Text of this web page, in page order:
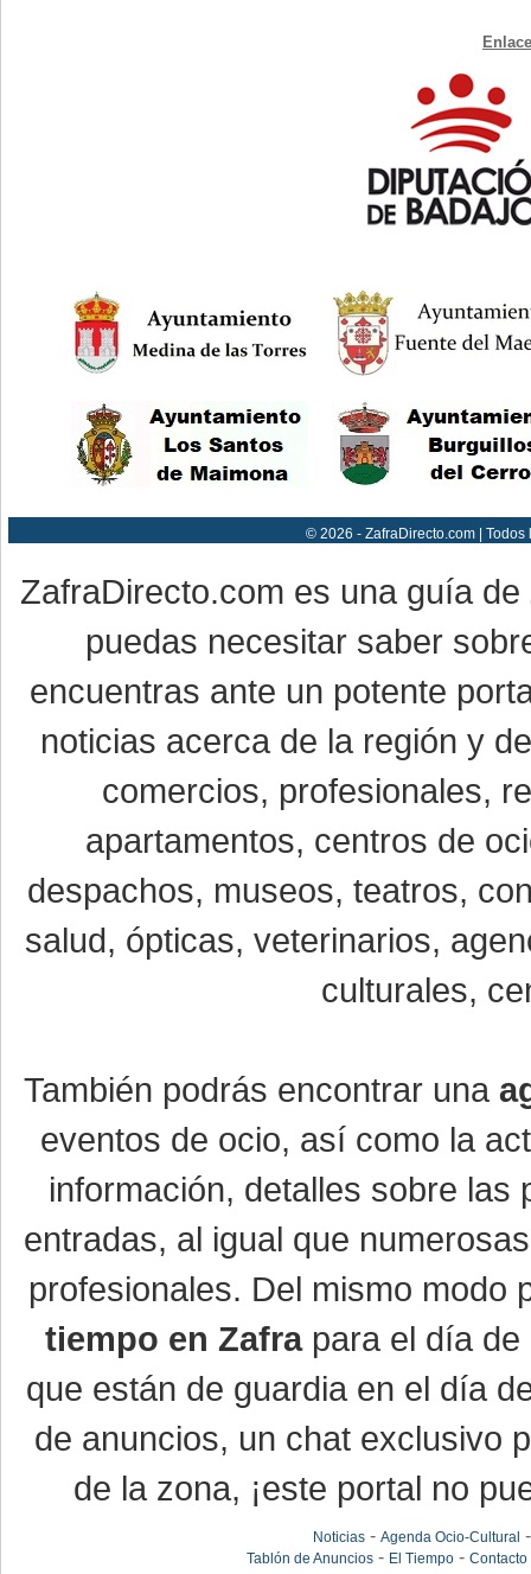
© 2026 - ZafraDirecto.com |
ZafraDirecto.com es una guía de
puedas necesitar saber
encuentras ante un potente
noticias acerca de la región y
comercios, profesionales,
apartamentos, centros de
despachos, museos, teatros,
salud, ópticas, veterinarios,
culturales,
También podrás encontrar una
eventos de ocio, así como la
información, detalles sobre
entradas, al igual que
profesionales. Del mismo modo
tiempo en Zafrapara el día de
que están de guardia en el día
de anuncios, un chat exclusivo
de la zona, ¡este portal no
Noticias- Agenda Ocio-Cultural
Tablón de Anuncios- El Tiempo- Contacto